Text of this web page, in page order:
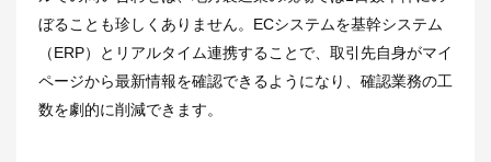
ぼることも珍しくありません。ECシステムを基幹システム
（ERP）とリアルタイム連携することで、取引先自身がマイ
ページから最新情報を確認できるようになり、確認業務の工
数を劇的に削減できます。